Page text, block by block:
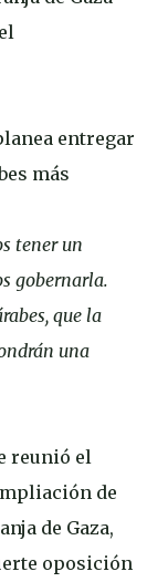
entregar
más
tener un
gobernarla.
que la
una
reunió el
de
de Gaza,
oposición